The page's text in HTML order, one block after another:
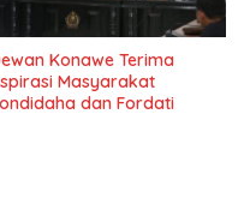
Konawe Terima
Masyarakat
dan Fordati